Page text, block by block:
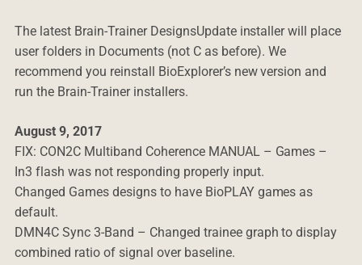
The latest Brain-Trainer DesignsUpdate installer will place
user folders in Documents (not C as before). We
recommend you reinstall BioExplorer’s new version and
run the Brain-Trainer installers.
August 9, 2017
FIX: CON2C Multiband Coherence MANUAL – Games –
In3 flash was not responding properly input.
Changed Games designs to have BioPLAY games as
default.
DMN4C Sync 3-Band – Changed trainee graph to display
combined ratio of signal over baseline.